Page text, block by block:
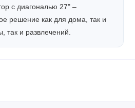
с диагональю 27" –
решение как для дома, так и
так и развлечений.